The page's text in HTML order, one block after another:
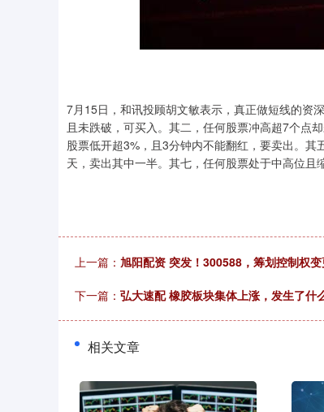
7月15日，和讯投顾胡文敏表示，真正做短线的资
且未跌破，可买入。其二，任何股票冲高超7个点
股票低开超3%，且3分钟内不能翻红，要卖出。
天，卖出其中一半。其七，任何股票处于中高位且
上一篇： 旭阳配资 突发！300588，筹划控制权
下一篇： 弘大速配 橡胶板块集体上涨，发生了什
相关文章